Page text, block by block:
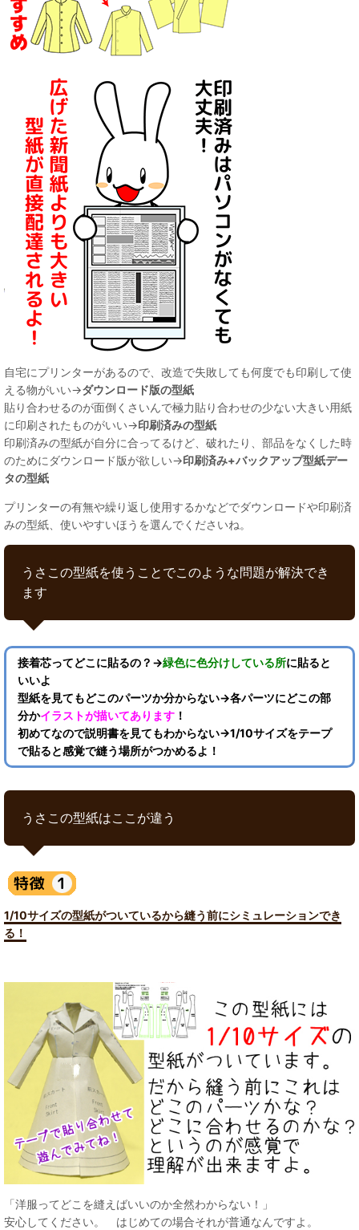
自宅にプリンターがあるので、改造で失敗しても何度でも印刷して使
える物がいい→ダウンロード版の型紙
貼り合わせるのが面倒くさいんで極力貼り合わせの少ない大きい用紙
に印刷されたものがいい→印刷済みの型紙
印刷済みの型紙が自分に合ってるけど、破れたり、部品をなくした時
のためにダウンロード版が欲しい→印刷済み+バックアップ型紙デー
タの型紙
プリンターの有無や繰り返し使用するかなどでダウンロードや印刷済
みの型紙、使いやすいほうを選んでくださいね。
うさこの型紙を使うことでこのような問題が解決でき
ます
接着芯ってどこに貼るの？→緑色に色分けしている所に貼ると
いいよ
型紙を見てもどこのパーツか分からない→各パーツにどこの部
分かイラストが描いてあります ！
初めてなので説明書を見てもわからない→1/10サイズをテープ
で貼ると感覚で縫う場所がつかめるよ！
うさこの型紙はここが違う
1/10サイズの型紙がついているから縫う前にシミュレーションでき
る！
「洋服ってどこを縫えばいいのか全然わからない！」
安心してください。 はじめての場合それが普通なんですよ。